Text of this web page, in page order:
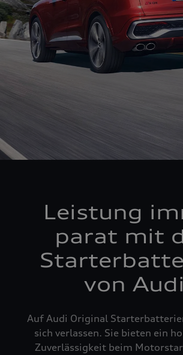
Leistung
parat mit
von Audi
Auf Audi Original
sich verlassen. Sie bieten ein
Zuverlässigkeit beim